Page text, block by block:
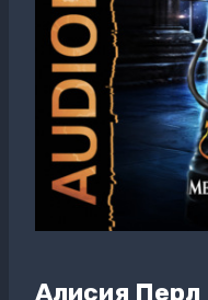
Алисия Перл